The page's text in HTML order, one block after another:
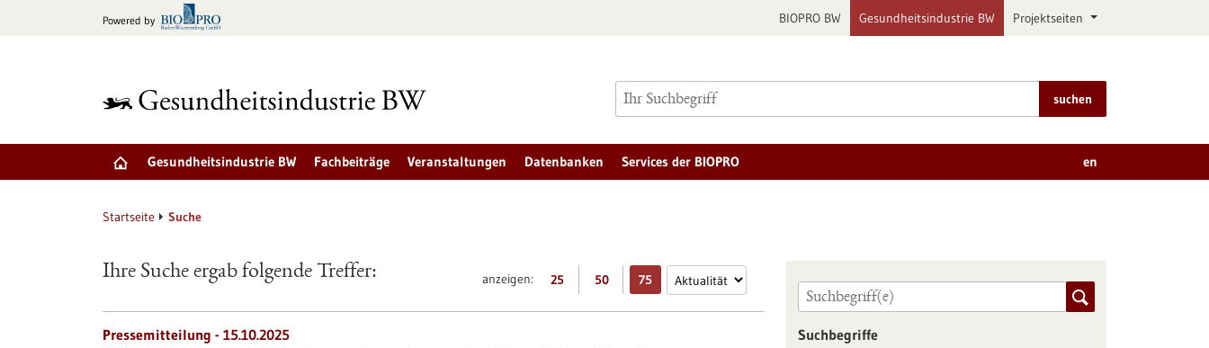
Powered by BIOPRO BW Gesundheitsindustrie BW Projektseiten
suchen
Gesundheitsindustrie BW Fachbeiträge Veranstaltungen Datenbanken Services der BIOPRO en
Startseite Suche
anzeigen: 25 50 75
Ihre Suche ergab folgende Treffer:
Pressemitteilung - 15.10.2025 Suchbegriffe